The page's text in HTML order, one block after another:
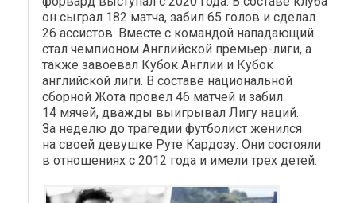
он сыграл 182 матча, забил 65 голов и сделал
26 ассистов. Вместе с командой нападающий
стал чемпионом Английской премьер-лиги, а
также завоевал Кубок Англии и Кубок
английской лиги. В составе национальной
сборной Жота провел 46 матчей и забил
14 мячей, дважды выигрывал Лигу наций.
За неделю до трагедии футболист женился
на своей девушке Руте Кардозу. Они состояли
в отношениях с 2012 года и имели трех детей.